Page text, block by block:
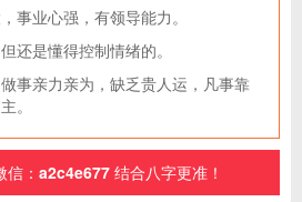
事业心强，有领导能力。
还是懂得控制情绪的。
事亲力亲为，缺乏贵人运，凡事靠
。
： a2c4e677 结合八字更准！